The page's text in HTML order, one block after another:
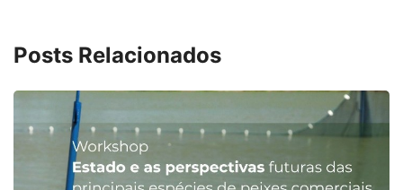
Posts Relacionados